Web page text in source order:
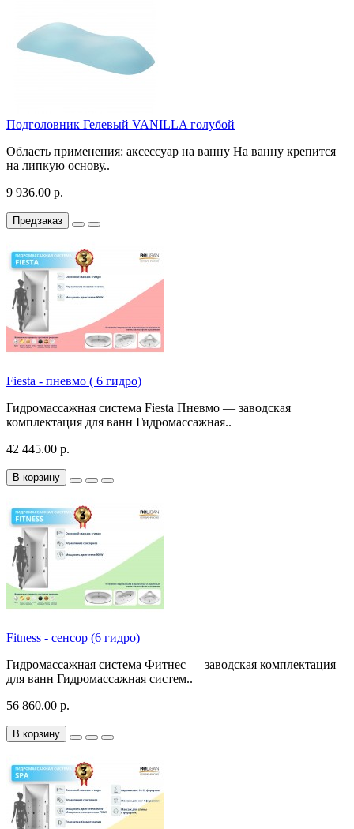
Подголовник Гелевый VANILLA голубой
Область применения: аксессуар на ванну На ванну крепится
на липкую основу..
9 936.00 р.
Предзаказ
Fiesta - пневмо ( 6 гидро)
Гидромассажная система Fiesta Пневмо — заводская
комплектация для ванн Гидромассажная..
42 445.00 р.
В корзину
Fitness - сенсор (6 гидро)
Гидромассажная система Фитнес — заводская комплектация
для ванн Гидромассажная систем..
56 860.00 р.
В корзину